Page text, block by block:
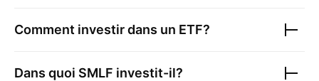
Comment investir dans un ETF?
Dans quoi SMLF investit-il?